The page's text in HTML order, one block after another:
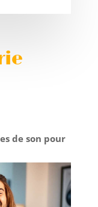
de son pour